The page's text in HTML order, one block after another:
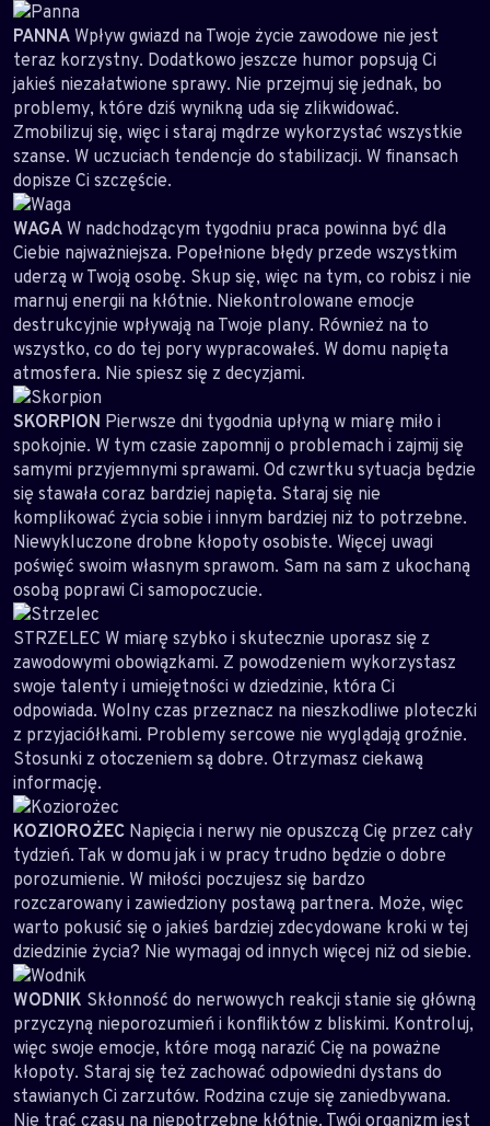
PANNA Wpływ gwiazd na Twoje życie zawodowe nie jest
teraz korzystny. Dodatkowo jeszcze humor popsują Ci
jakieś niezałatwione sprawy. Nie przejmuj się jednak, bo
problemy, które dziś wynikną uda się zlikwidować.
Zmobilizuj się, więc i staraj mądrze wykorzystać wszystkie
szanse. W uczuciach tendencje do stabilizacji. W finansach
dopisze Ci szczęście.
WAGA W nadchodzącym tygodniu praca powinna być dla
Ciebie najważniejsza. Popełnione błędy przede wszystkim
uderzą w Twoją osobę. Skup się, więc na tym, co robisz i nie
marnuj energii na kłótnie. Niekontrolowane emocje
destrukcyjnie wpływają na Twoje plany. Również na to
wszystko, co do tej pory wypracowałeś. W domu napięta
atmosfera. Nie spiesz się z decyzjami.
SKORPION Pierwsze dni tygodnia upłyną w miarę miło i
spokojnie. W tym czasie zapomnij o problemach i zajmij się
samymi przyjemnymi sprawami. Od czwrtku sytuacja będzie
się stawała coraz bardziej napięta. Staraj się nie
komplikować życia sobie i innym bardziej niż to potrzebne.
Niewykluczone drobne kłopoty osobiste. Więcej uwagi
poświęć swoim własnym sprawom. Sam na sam z ukochaną
osobą poprawi Ci samopoczucie.
STRZELEC W miarę szybko i skutecznie uporasz się z
zawodowymi obowiązkami. Z powodzeniem wykorzystasz
swoje talenty i umiejętności w dziedzinie, która Ci
odpowiada. Wolny czas przeznacz na nieszkodliwe ploteczki
z przyjaciółkami. Problemy sercowe nie wyglądają groźnie.
Stosunki z otoczeniem są dobre. Otrzymasz ciekawą
informację.
KOZIOROŻEC Napięcia i nerwy nie opuszczą Cię przez cały
tydzień. Tak w domu jak i w pracy trudno będzie o dobre
porozumienie. W miłości poczujesz się bardzo
rozczarowany i zawiedziony postawą partnera. Może, więc
warto pokusić się o jakieś bardziej zdecydowane kroki w tej
dziedzinie życia? Nie wymagaj od innych więcej niż od siebie.
WODNIK Skłonność do nerwowych reakcji stanie się główną
przyczyną nieporozumień i konfliktów z bliskimi. Kontroluj,
więc swoje emocje, które mogą narazić Cię na poważne
kłopoty. Staraj się też zachować odpowiedni dystans do
stawianych Ci zarzutów. Rodzina czuje się zaniedbywana.
Nie trać czasu na niepotrzebne kłótnie. Twój organizm jest